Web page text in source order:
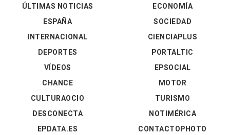
ÚLTIMAS NOTICIAS
ESPAÑA
INTERNACIONAL
DEPORTES
VÍDEOS
ECONOMÍA
SOCIEDAD
CIENCIAPLUS
PORTALTIC
EPSOCIAL
CHANCE
CULTURAOCIO
DESCONECTA
EPDATA.ES
MOTOR
TURISMO
NOTIMÉRICA
CONTACTOPHOTO